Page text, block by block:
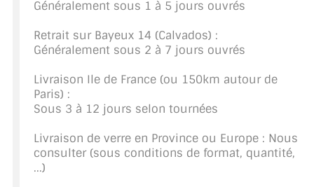
EXEMPLES, RÉALISATIONS, INSPIRATIONS
NUANCIER RAL
COMMENT COUPER DU VERRE ?
CONSEILS / AIDE
A PROPOS DE LA LIVRAISON
Généralement sous 1 à 5 jours ouvrés
Retrait sur Bayeux 14 (Calvados) :
Généralement sous 2 à 7 jours ouvrés
Livraison Ile de France (ou 150km autour de
Paris) :
Sous 3 à 12 jours selon tournées
Livraison de verre en Province ou Europe : Nous
consulter (sous conditions de format, quantité,
...)